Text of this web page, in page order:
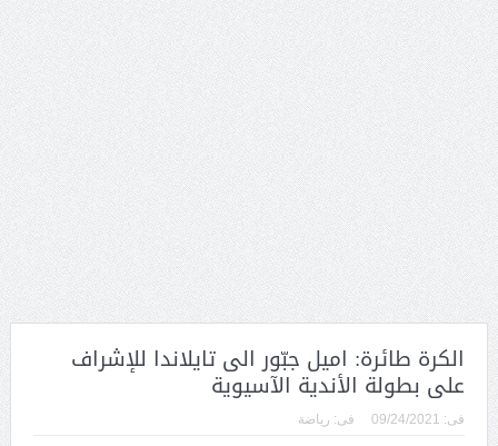
الكرة طائرة: اميل جبّور الى تايلاندا للإشراف
على بطولة الأندية الآسيوية
فى: 09/24/2021 فى: رياضة